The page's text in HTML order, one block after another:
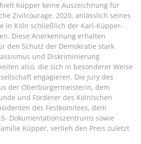
Küpper keine Auszeichnung für
Zivilcourage. 2020, anlässlich seines
in Köln schließlich der Karl-Küpper-
Diese Anerkennung erhalten
den Schutz der Demokratie stark
und Diskriminierung
also, die sich in besonderer Weise
engagieren. Die Jury des
der Oberbürgermeisterin, dem
und Förderer des Kölnischen
des Festkomitees, dem
Dokumentationszentrums sowie
Küpper, verlieh den Preis zuletzt